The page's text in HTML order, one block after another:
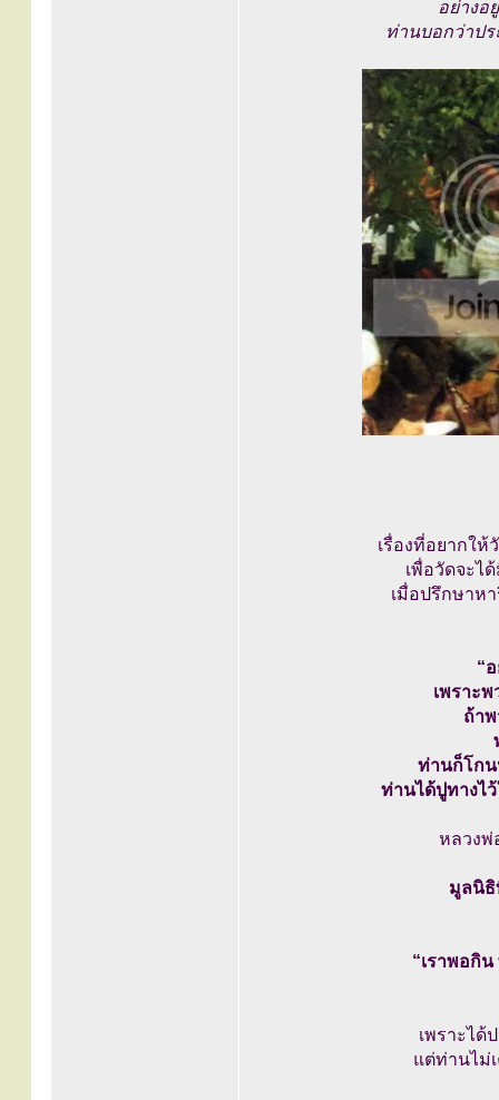
อย่างอ
ท่านบอกว่าปร
เรื่องที่อยากใ
เพื่อวัดจะไ
เมื่อปรึกษาห
“
เพราะ
ถ้า
ท่านก็โกน
ท่านได้ปูทางไ
หลวงพ่
มูลนิธิ
“เราพอกิ
เพราะได้
แต่ท่านไม่